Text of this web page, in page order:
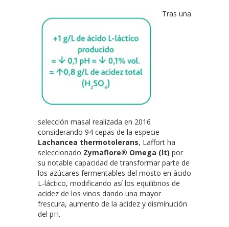
Tras una
selección masal realizada en 2016
considerando 94 cepas de la especie
Lachancea thermotolerans, Laffort ha
seleccionado Zymaflore® Omega (lt) por
su notable capacidad de transformar parte de
los azúcares fermentables del mosto en ácido
L-láctico, modificando así los equilibrios de
acidez de los vinos dando una mayor
frescura, aumento de la acidez y disminución
del pH.